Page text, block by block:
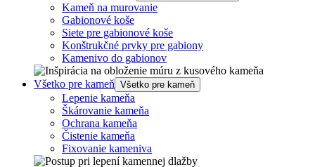
Kameň na murovanie
Gabionové koše
Siete pre gabionové koše
Konštrukčné prvky pre gabiony
Kamenivo do gabionov
Všetko pre kameň Všetko pre kameň
Lepenie kameňa
Škárovanie kameňa
Ochrana kameňa
Čistenie kameňa
Fixovanie kameniva